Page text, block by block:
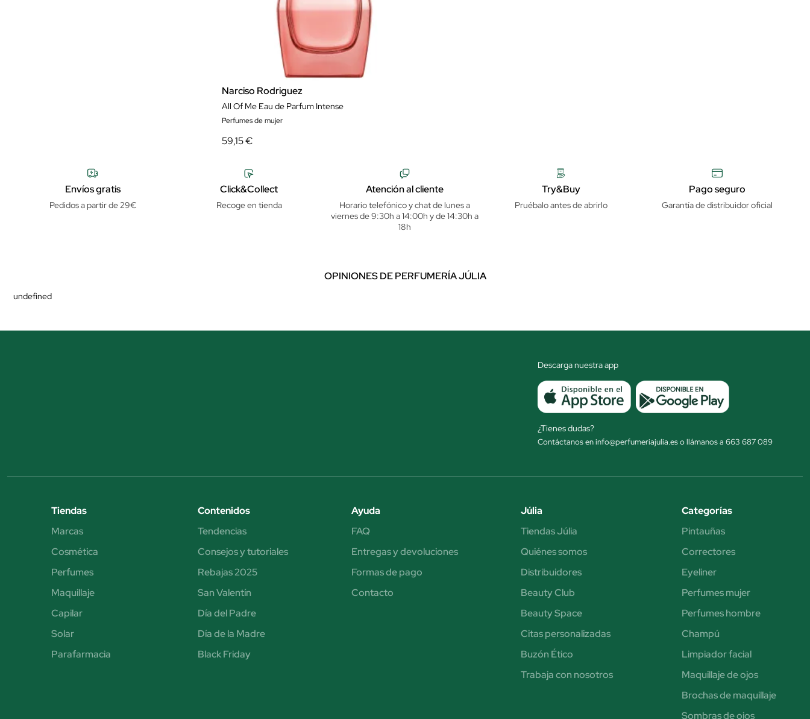
Narciso Rodriguez
All Of Me Eau de Parfum Intense
Perfumes de mujer
59,15 €
Envíos gratis
Pedidos a partir de 29€
Click&Collect
Recoge en tienda
Atención al cliente
Horario telefónico y chat de lunes a
viernes de 9:30h a 14:00h y de 14:30h a
18h
Try&Buy
Pruébalo antes de abrirlo
Pago seguro
Garantía de distribuidor oficial
OPINIONES DE PERFUMERÍA JÚLIA
undefined
Descarga nuestra app
¿Tienes dudas?
Contáctanos en info@perfumeriajulia.es o llámanos a 663 687 089
Tiendas
Marcas
Cosmética
Perfumes
Maquillaje
Capilar
Solar
Parafarmacia
Contenidos
Tendencias
Consejos y tutoriales
Rebajas 2025
San Valentín
Día del Padre
Día de la Madre
Black Friday
Ayuda
FAQ
Entregas y devoluciones
Formas de pago
Contacto
Júlia
Tiendas Júlia
Quiénes somos
Distribuidores
Beauty Club
Beauty Space
Citas personalizadas
Buzón Ético
Trabaja con nosotros
Categorías
Pintauñas
Correctores
Eyeliner
Perfumes mujer
Perfumes hombre
Champú
Limpiador facial
Maquillaje de ojos
Brochas de maquillaje
Sombras de ojos